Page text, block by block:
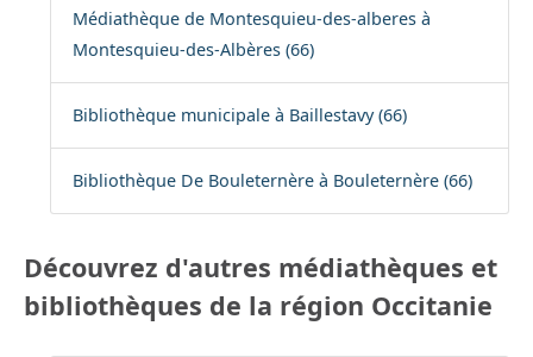
Médiathèque de Montesquieu-des-alberes à
Montesquieu-des-Albères (66)
Bibliothèque municipale à Baillestavy (66)
Bibliothèque De Bouleternère à Bouleternère (66)
Découvrez d'autres médiathèques et
bibliothèques de la région Occitanie